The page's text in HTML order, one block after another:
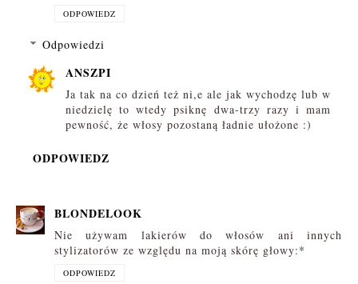
ODPOWIEDZ
Odpowiedzi
ANSZPI
Ja tak na co dzień też ni,e ale jak wychodzę lub w
niedzielę to wtedy psiknę dwa-trzy razy i mam
pewność, że włosy pozostaną ładnie ułożone :)
ODPOWIEDZ
BLONDELOOK
Nie używam lakierów do włosów ani innych
stylizatorów ze względu na moją skórę głowy:*
ODPOWIEDZ